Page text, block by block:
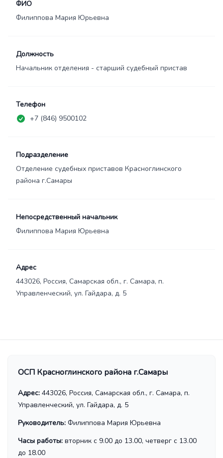
ФИО
Филиппова Мария Юрьевна
Должность
Начальник отделения - старший судебный пристав
Телефон
+7 (846) 9500102
Подразделение
Отделение судебных приставов Красноглинского
района г.Самары
Непосредственный начальник
Филиппова Мария Юрьевна
Адрес
443026, Россия, Самарская обл., г. Самара, п.
Управленческий, ул. Гайдара, д. 5
ОСП Красноглинского района г.Самары
Адрес: 443026, Россия, Самарская обл., г. Самара, п.
Управленческий, ул. Гайдара, д. 5
Руководитель: Филиппова Мария Юрьевна
Часы работы: вторник с 9.00 до 13.00, четверг с 13.00
до 18.00